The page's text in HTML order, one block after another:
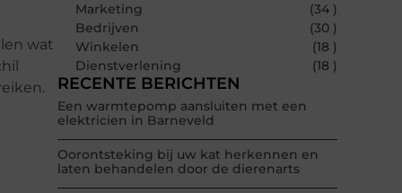
wat
Marketing
(34 )
Bedrijven
(30 )
Winkelen
(18 )
Dienstverlening
(18 )
RECENTE BERICHTEN
Een warmtepomp aansluiten met een
elektricien in Barneveld
Oorontsteking bij uw kat herkennen en
laten behandelen door de dierenarts